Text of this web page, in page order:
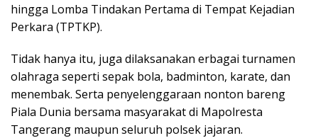
hingga Lomba Tindakan Pertama di Tempat Kejadian
Perkara (TPTKP).
Tidak hanya itu, juga dilaksanakan erbagai turnamen
olahraga seperti sepak bola, badminton, karate, dan
menembak. Serta penyelenggaraan nonton bareng
Piala Dunia bersama masyarakat di Mapolresta
Tangerang maupun seluruh polsek jajaran.